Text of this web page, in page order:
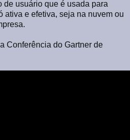
de usuário que é usada para
ativa e efetiva, seja na nuvem ou
Conferência do Gartner de